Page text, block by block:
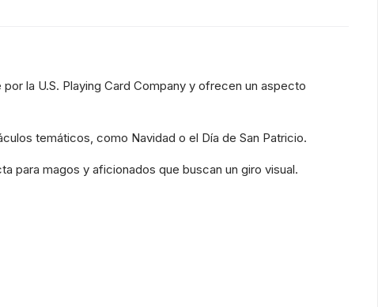
la U.S. Playing Card Company y ofrecen un aspecto
temáticos, como Navidad o el Día de San Patricio.
para magos y aficionados que buscan un giro visual.